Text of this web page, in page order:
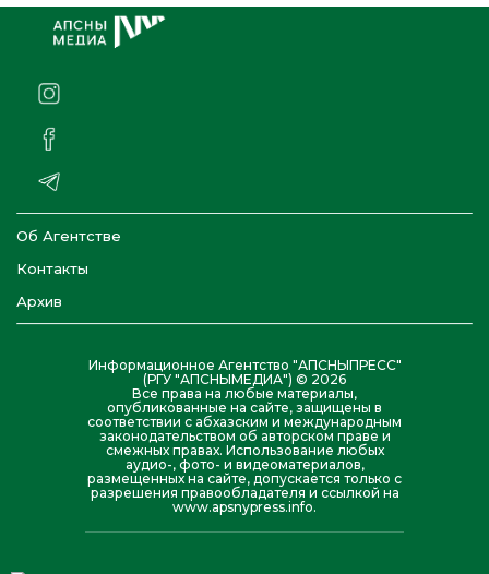
Об Агентстве
Контакты
Архив
Информационное Агентство "АПСНЫПРЕСС"
(РГУ "АПСНЫМЕДИА") © 2026
Все права на любые материалы,
опубликованные на сайте, защищены в
соответствии с абхазским и международным
законодательством об авторском праве и
смежных правах. Использование любых
аудио-, фото- и видеоматериалов,
размещенных на сайте, допускается только с
разрешения правообладателя и ссылкой на
www.apsnypress.info.